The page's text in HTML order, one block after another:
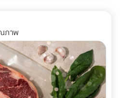
รณีศึกษาและบทเรียนการจัดการ
นเครื่องจักรเสียหายจากน้ำท่วม
System) อย่างมืออาชีพ
ที่ลุ่มต่ำ ไซต์งานในพื้นที่ลุ่มต่ำมัก
(ไม่ซึมน้ำ) และมีระดับน้ำใต้ดิน
งตัวอย่างรวดเร็ว ทำให้ดินทรุดตัว
ภาพ